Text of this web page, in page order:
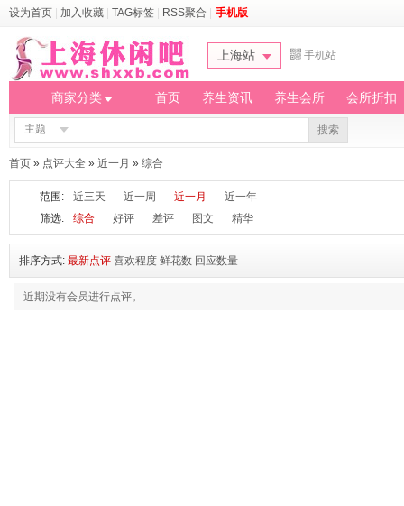
设为首页 加入收藏 TAG标签 RSS聚合 手机版
上海站 手机站
商家分类 首页 养生资讯 养生会所 会所折扣
主题 搜索
首页 » 点评大全 » 近一月 » 综合
范围: 近三天 近一周 近一月
近一年
筛选:
综合 好评 差评 图文 精华
排序方式: 最新点评 喜欢程度 鲜花数 回应数量
近期没有会员进行点评。